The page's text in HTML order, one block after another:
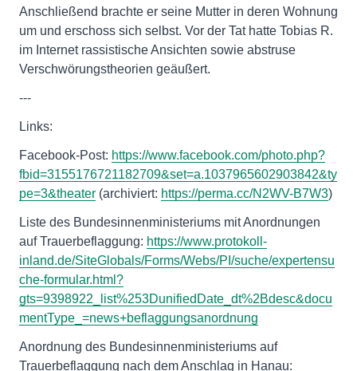
Anschließend brachte er seine Mutter in deren Wohnung
um und erschoss sich selbst. Vor der Tat hatte Tobias R.
im Internet rassistische Ansichten sowie abstruse
Verschwörungstheorien geäußert.
---
Links:
Facebook-Post: https://www.facebook.com/photo.php?
fbid=3155176721182709&set=a.1037965602903842&ty
pe=3&theater (archiviert: https://perma.cc/N2WV-B7W3)
Liste des Bundesinnenministeriums mit Anordnungen
auf Trauerbeflaggung: https://www.protokoll-
inland.de/SiteGlobals/Forms/Webs/PI/suche/expertensu
che-formular.html?
gts=9398922_list%253DunifiedDate_dt%2Bdesc&docu
mentType_=news+beflaggungsanordnung
Anordnung des Bundesinnenministeriums auf
Trauerbeflaggung nach dem Anschlag in Hanau: